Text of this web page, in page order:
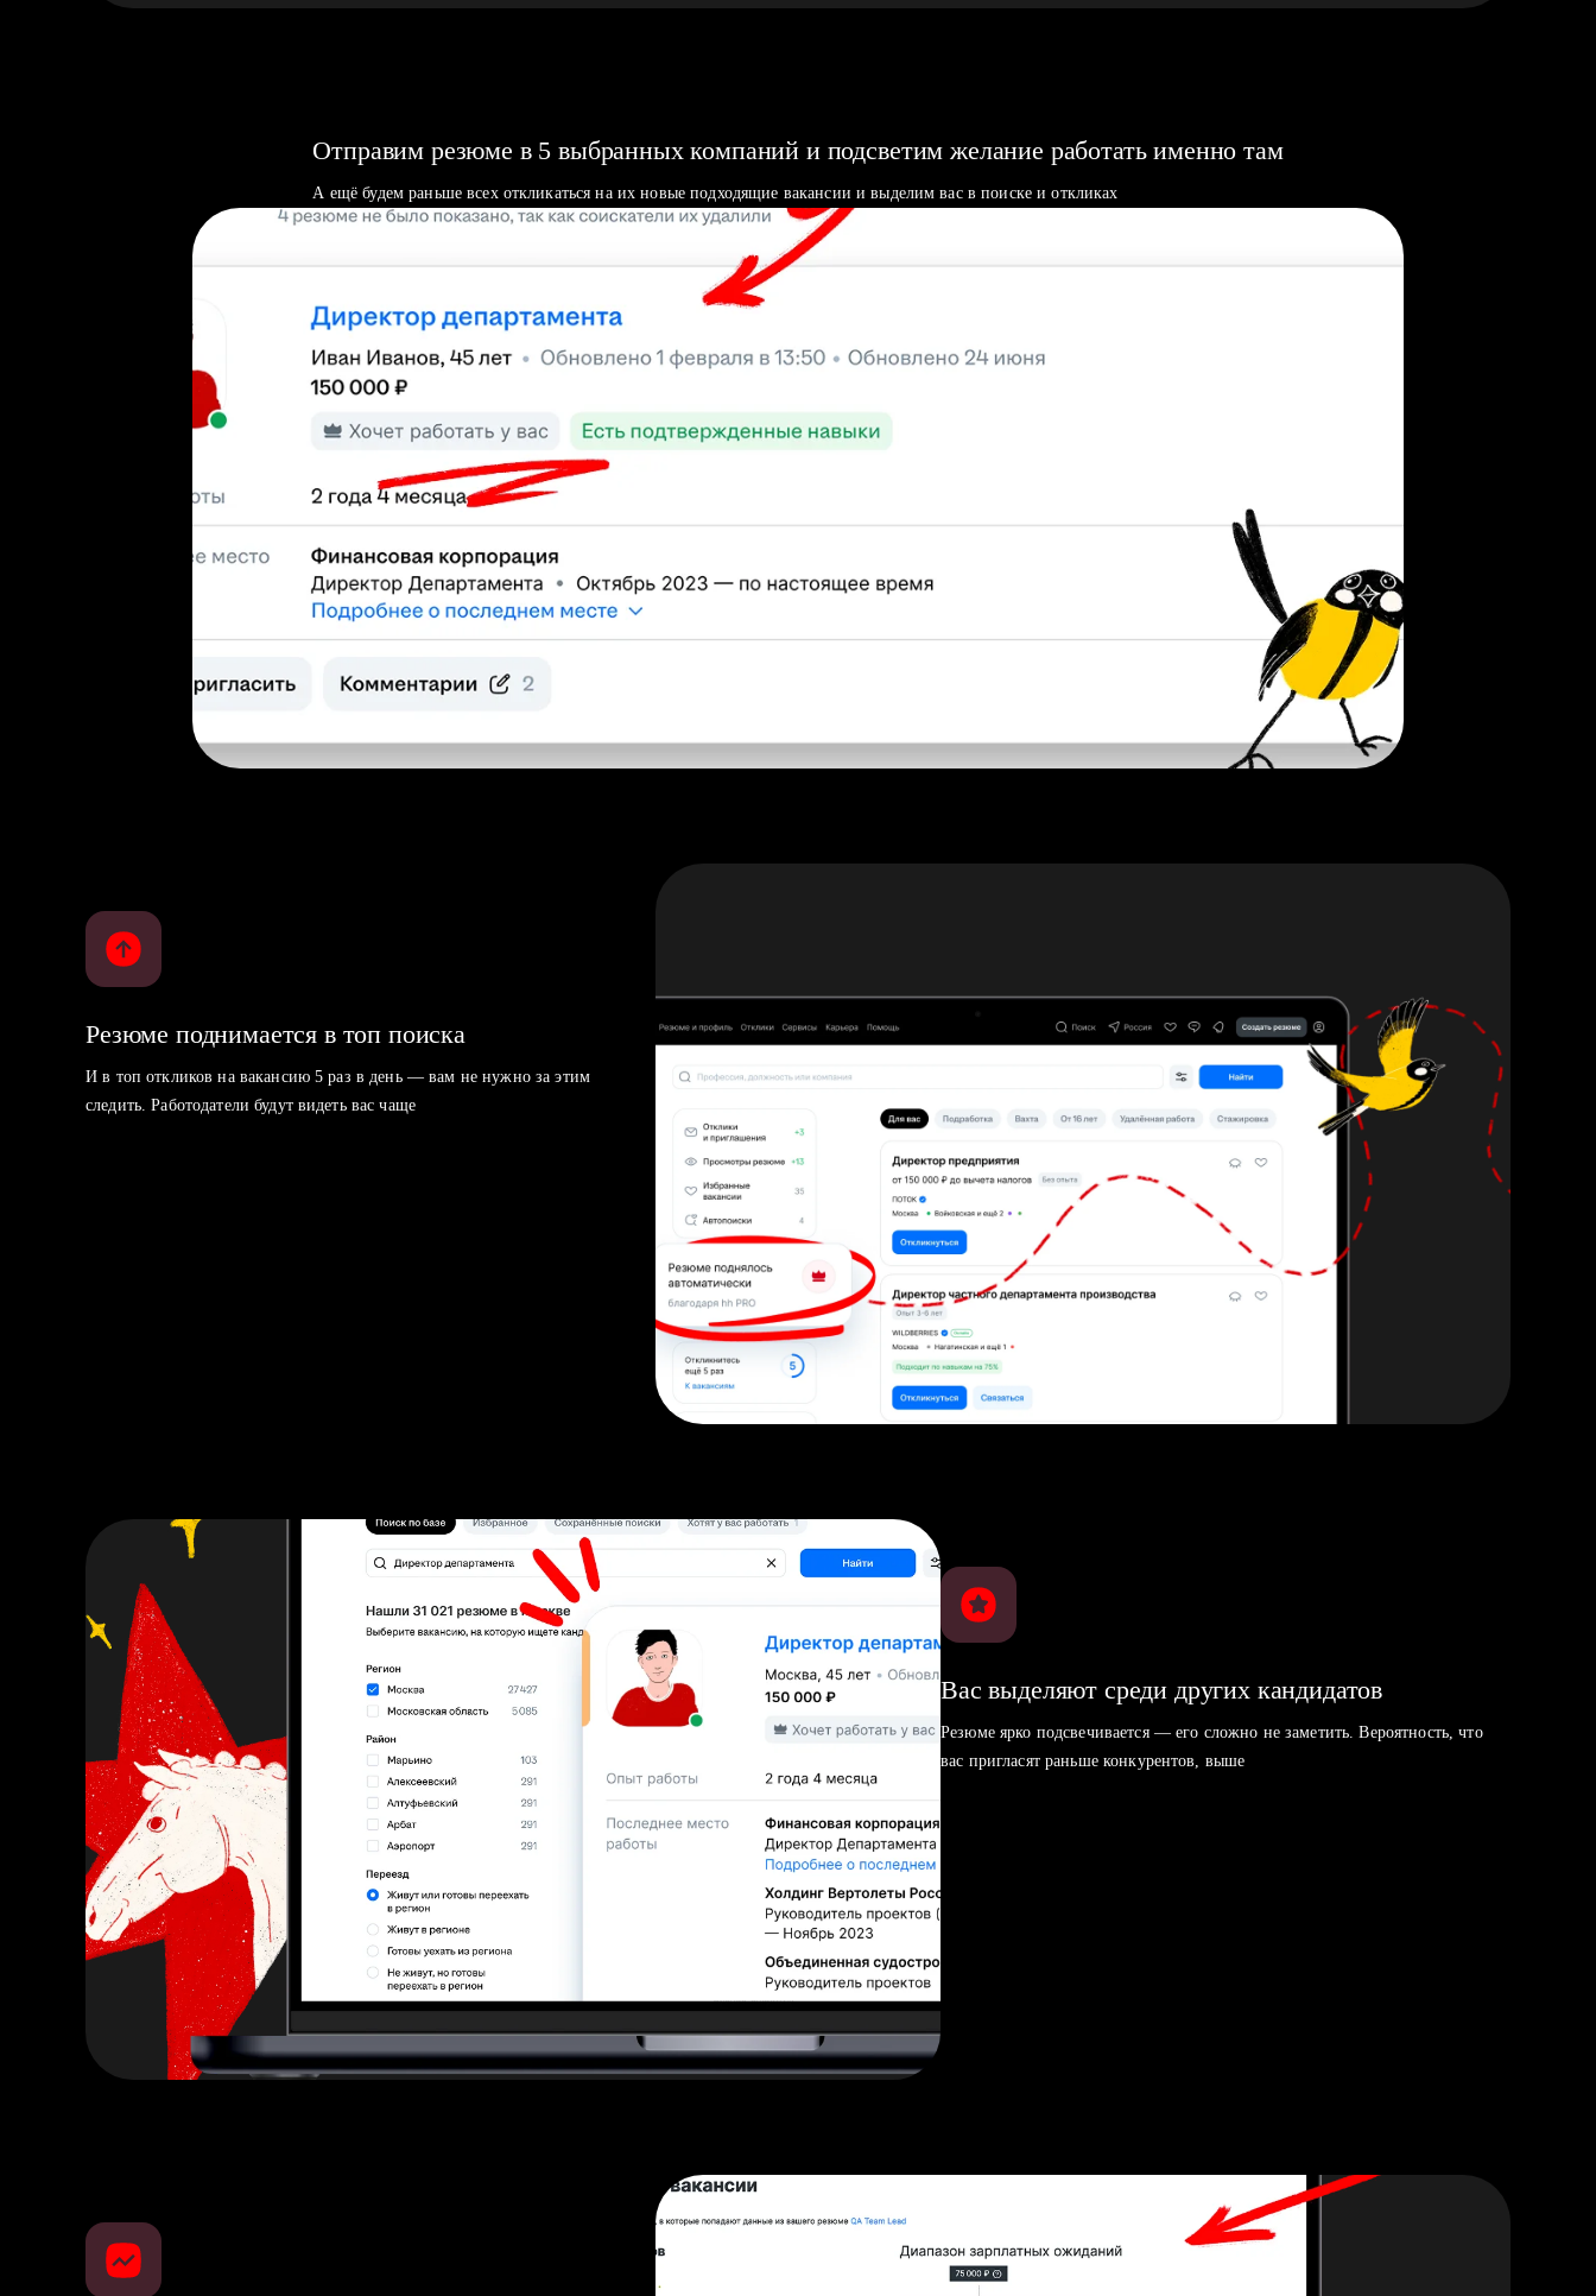
Отправим резюме в 5 выбранных компаний и подсветим желание работать именно там
А ещё будем раньше всех откликаться на их новые подходящие вакансии и выделим вас в поиске и откликах
Резюме поднимается в топ поиска
И в топ откликов на вакансию 5 раз в день — вам не нужно за этим
следить. Работодатели будут видеть вас чаще
Вас выделяют среди других кандидатов
Резюме ярко подсвечивается — его сложно не заметить. Вероятность, что
вас пригласят раньше конкурентов, выше